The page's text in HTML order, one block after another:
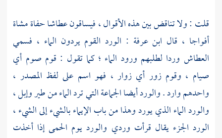
قلت : ولا تناقض بين هذه الأقوال ، فيساقون عطاشا حفاة مشاة
أفواجا ، قال ابن عرفة : الورد القوم يردون الماء ، فسمي
العطاش وردا لطلبهم ورود الماء ؛ كما تقول : قوم صوم أي
صيام ، وقوم زور أي زوار ، فهو اسم على لفظ المصدر ،
واحدهم وارد . والورد أيضا الجماعة التي ترد الماء من طير وإبل ،
والورد الماء الذي يورد وهذا من باب الإيماء بالشيء إلى الشيء ،
الورد الجزء يقال قرأت وردي والورد يوم الحمى إذا أخذت